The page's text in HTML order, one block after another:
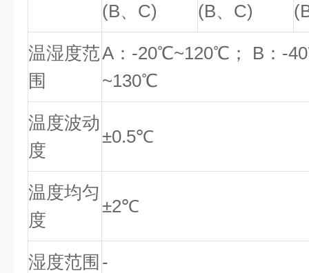
(B、C)
(B、C)
温湿度范
围
A：-20℃~120℃； B：-
~130℃
温度波动
度
±0.5℃
温度均匀
度
±2℃
湿度范围 -